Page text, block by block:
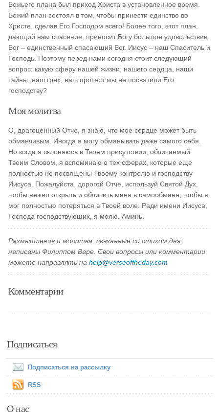
Божьего плана был приход Христа в установленное время.
Божий план состоял в том, чтобы принести единство во
Христе, сделав Его Господом всего! Более того, этот план,
дающий нам спасение, приносит Богу большое удовольствие.
Бог – единственный спасающий Бог. Иисус – наш Спаситель и
Господь. Поэтому перед нами сегодня стоит следующий
вопрос: какую сферу нашей жизни, нашего сердца, наши
тайны, наш грех, наш протест мы не посвятили Его
господству?
Моя молитва
О, драгоценный Отче, я знаю, что мое сердце может быть
обманчивым. Иногда я могу обманывать даже самого себя.
Но когда я склоняюсь в Твоем присутствии, обличаемый
Твоим Словом, я вспоминаю о тех сферах, которые еще
полностью не посвящены Твоему контролю и господству
Иисуса. Пожалуйста, дорогой Отче, используй Святой Дух,
чтобы нежно открыть и обличить меня в самообмане, чтобы я
мог полностью потеряться в Твоей воле. Ради имени Иисуса,
Господа господствующих, я молю. Аминь.
Размышления и молитва, связанные со стихом дня,
написаны Филиппом Варе. Свои вопросы или комментарии
можете направлять наhelp@verseoftheday.com
Комментарии
Подписаться
Подписаться на рассылку
RSS
О нас